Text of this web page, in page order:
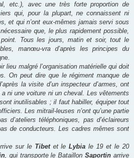
etc.), avec une très forte proportion de
qui, pour la plupart, ne connaissent ni
et qui n’ont eux-mêmes jamais servi sous
que, le plus rapidement possible,
Tous les jours, matin et soir, tout le
manœu-vra d’après les principes du
lieu malgré l’organisation matérielle qui doit
On peut dire que le régiment manque de
la visite d’un inspecteur d’armes, ont
a ni une voiture ni un cheval. Les vêtements
inutilisables ; il faut habiller, équiper tout
Les mitrail-leuses n’ont qu’une partie
d’ateliers téléphoniques, pas d’éclaireurs
de conducteurs. Les cadres mêmes sont
sur le Tibetet leLybia le 19 et le 20
, qui transporte le BataillonSaportin arrive